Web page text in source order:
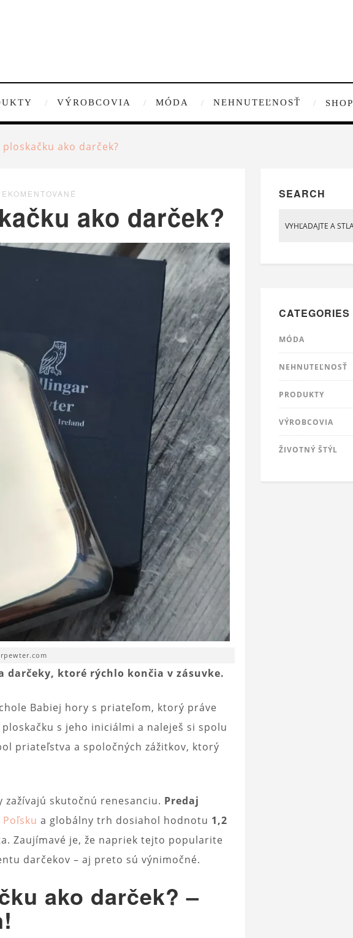
VÝROBCOVIA MÓDA NEHNUTEĽNOSŤ SHOP
ako darček?
ako darček?
ktoré rýchlo končia v zásuvke.
Babiej hory s priateľom, ktorý práve
s jeho iniciálmi a naleješ si spolu
priateľstva a spoločných zážitkov, ktorý
zažívajú skutočnú renesanciu. Predaj
Poľsku a globálny trh dosiahol hodnotu 1,2
Zaujímavé je, že napriek tejto popularite
darčekov – aj preto sú výnimočné.
ako darček? –
SEARCH
CATEGORIES
MÓDA
NEHNUTEĽNOSŤ
PRODUKTY
VÝROBCOVIA
ŽIVOTNÝ ŠTÝL